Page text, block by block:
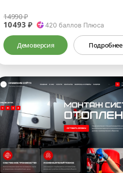
14990 ₽
10493 ₽ 420баллов Плюса
Демоверсия Подробнее